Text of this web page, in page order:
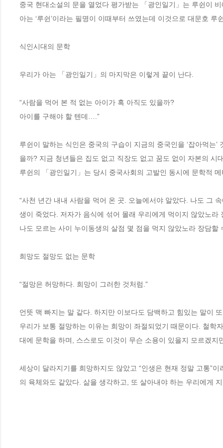
중국 현대소설의 문을 열었다 평가받는 「광인일기」는 루쉰이
아는 ‘루쉰’이라는 필명이 이때부터 쓰였는데 이것으로 대문호
식인시대의 문학
우리가 아는 「광인일기」의 마지막은 이렇게 끝이 난다.
“사람을 먹어 본 적 없는 아이가 혹 아직도 있을까?
아이를 구해야 할 텐데….”
루쉰이 말하는 식인은 중국의 구습이 지금의 중국인을 ‘잡아먹
을까? 지금 청년들은 집도 없고 직장도 없고 꿈도 없이 자본의
루쉰의 「광인일기」는 당시 중국사회의 고발인 동시에 문학적
“사천 년간 내내 사람을 먹어 온 곳. 오늘에서야 알았다. 나도 그
생이 죽었다. 저자가 음식에 섞어 몰래 우리에게 먹이지 않았노라
나도 모르는 사이 누이동생의 살점 몇 점을 먹지 않았노라 장담
희망도 절망도 없는 문학
“절망은 허망하다. 희망이 그러한 것처럼.”
언뜻 맥 빠지는 말 같다. 하지만 이보다도 담백하고 힘있는 말이
우리가 보통 절망하는 이유는 희망이 좌절되었기 때문이다. 철학
대에 문학을 하며, 스스로도 이것이 무슨 소용이 있을지 모르겠
세상이 달라지기를 희망하지도 않았고 “인생은 현재 정말 고통”
의 육체와도 같았다. 삶을 생각하고, 또 살아내야 하는 우리에게